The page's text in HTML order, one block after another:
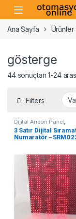
Skip to navigation
Skip to content
Open
Ana Sayfa Ürünler
gösterge
44 sonuçtan 1-24
Filters
Dijital Andon Panel
OTOMASYON ,
3 Satır Dijital
Numaratör –